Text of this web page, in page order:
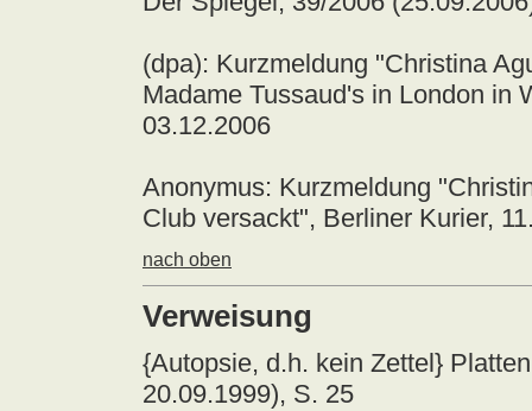
(dpa): Kurzmeldung "Christina
Madame Tussaud's in London
03.12.2006
Anonymus: Kurzmeldung
Club versackt", Berliner Kurier,
nach oben
Verweisung
{Autopsie, d.h. kein Zettel}
20.09.1999), S. 25